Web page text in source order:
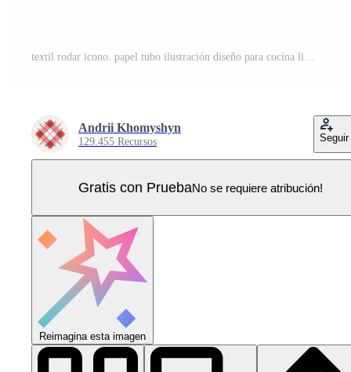
textil rodar icono. papel tubo ilustración diseño para cocina limpieza toalla, alfombra, Desplazarse qué hombre, tela. Vector Pro
Andrii Khomyshyn
129.455 Recursos Seguir
Gratis con PruebaNo se requiere atribución!
Reimagina esta imagen